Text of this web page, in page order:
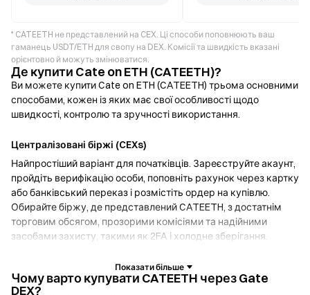
* CATEETH не представлений на CEX. Ці способи поповнюють ваш
гаманець USDT/ETH для свопу на DEX. Комісії та швидкість вказані
орієнтовно й можуть змінюватися.
Де купити Cate on ETH (CATEETH)?
Ви можете купити Cate on ETH (CATEETH) трьома основними
способами, кожен із яких має свої особливості щодо
швидкості, контролю та зручності використання.
Централізовані біржі (CEXs)
Найпростіший варіант для початківців. Зареєструйте акаунт,
пройдіть верифікацію особи, поповніть рахунок через картку
або банківський переказ і розмістіть ордер на купівлю.
Обирайте біржу, де представлений CATEETH, з достатнім
торговим обсягом, прозорими комісіями та надійними
засобами захисту, такими як 2FA і холодне зберігання.
Криптогаманці
Для користувачів, які надають перевагу самостійному
Чому варто купувати CATEETH через Gate
DEX?